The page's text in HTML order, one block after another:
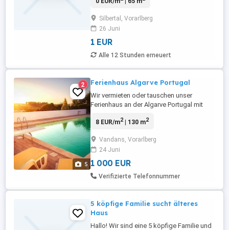
Silbertal, Vorarlberg
26 Juni
1 EUR
Alle 12 Stunden erneuert
5
2 Ferienhaus Algarve Portugal
Wir vermieten oder tauschen unser
Ferienhaus an der Algarve Portugal mit
Haus liegt 20min vom Flughafen Faro
dennoch sind alle Strände,
Sehenswürdigkeiten,
Einkaufsmöglichkeiten und Restaurants
8 EUR/m2| 130 m2
Vandans, Vorarlberg
24 Juni
1 000 EUR
Verifizierte Telefonnummer
5 köpfige Familie sucht älteres
Haus
Hallo! Wir sind eine 5 köpfige Familie und